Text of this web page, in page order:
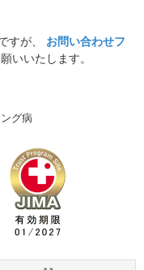
すが、 お問い合わせフ
いいたします。
グ病